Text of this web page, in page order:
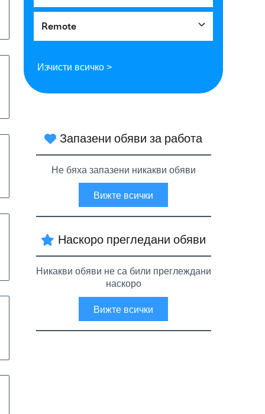
Remote
Изчисти всичко >
Запазени обяви за работа
Не бяха запазени никакви обяви
Вижте всички
Наскоро прегледани обяви
Никакви обяви не са били преглеждани
наскоро
Вижте всички